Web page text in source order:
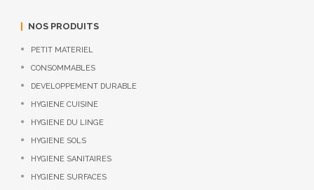
NOS PRODUITS
PETIT MATERIEL
CONSOMMABLES
DEVELOPPEMENT DURABLE
HYGIENE CUISINE
HYGIENE DU LINGE
HYGIENE SOLS
HYGIENE SANITAIRES
HYGIENE SURFACES